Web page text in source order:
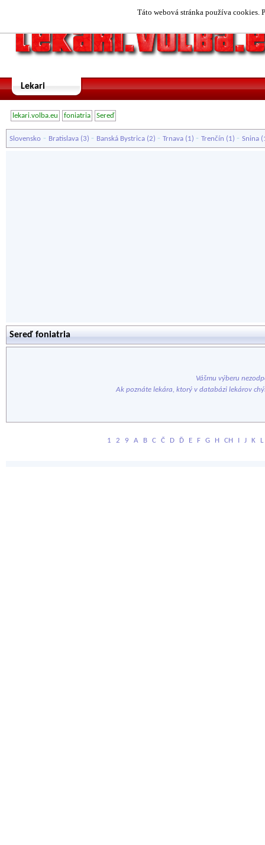
Táto webová stránka používa cookies.
Lekari
lekari.volba.eu foniatria Sereď
Slovensko - Bratislava (3) - Banská Bystrica (2) - Trnava (1) - Trenčín (1) - Snina
Sereď foniatria
Vášmu výberu
Ak poznáte lekára, ktorý v databázi lekárov
1 2 9 A B C Č D Ď E F G H CH I J K L